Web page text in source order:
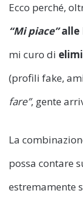
Ecco perché,
“Mi piace”alle
mi curo di
(profili fake,
fare”, gente
La
possa contare
estremamente